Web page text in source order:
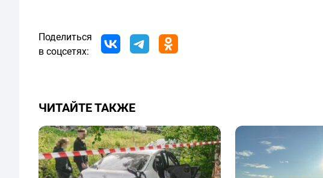
Поделиться
в соцсетях:
ЧИТАЙТЕ ТАКЖЕ